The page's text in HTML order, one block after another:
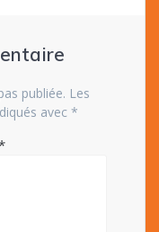
publiée. Les
avec *